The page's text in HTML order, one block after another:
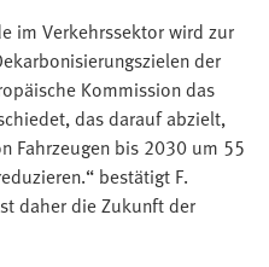
im Verkehrssektor wird zur
der
Kommission das
das darauf abzielt,
Fahrzeugen bis 2030 um 55
bestätigt F.
daher die Zukunft der